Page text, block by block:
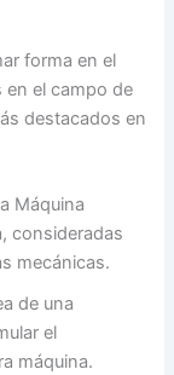
forma en el
en el campo de
destacados en
Máquina
consideradas
mecánicas.
de una
el
máquina.